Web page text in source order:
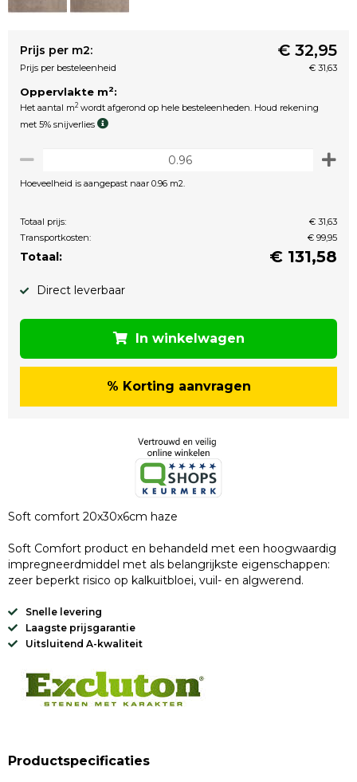
Prijs per m2: € 32,95
Prijs per besteleenheid € 31,63
Oppervlakte m2:
Het aantal m2 wordt afgerond op hele besteleenheden. Houd rekening
met 5% snijverlies
Hoeveelheid is aangepast naar 0.96 m2.
Totaal prijs:
€ 31,63
Transportkosten:
€ 99,95
Totaal: € 131,58
Direct leverbaar
In winkelwagen
% Korting aanvragen
Soft comfort 20x30x6cm haze
Soft Comfort product en behandeld met een hoogwaardig
impregneerdmiddel met als belangrijkste eigenschappen:
zeer beperkt risico op kalkuitbloei, vuil- en algwerend.
Snelle levering
Laagste prijsgarantie
Uitsluitend A-kwaliteit
Productspecificaties